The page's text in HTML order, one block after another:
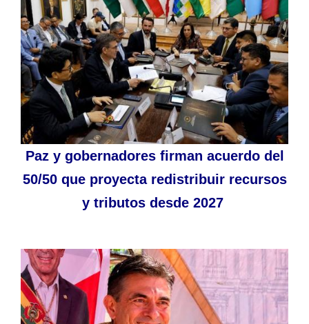
Paz y gobernadores firman acuerdo del
50/50 que proyecta redistribuir recursos
y tributos desde 2027